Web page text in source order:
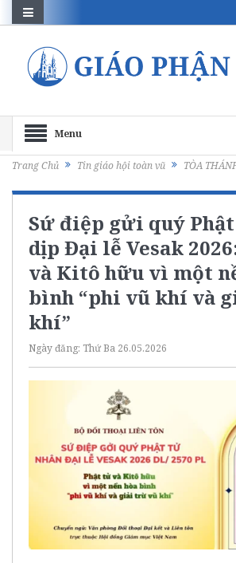
Menu
Trang Chủ Tin giáo hội toàn vũ TÒA
Sứ điệp gửi quý
dịp Đại lễ Vesak
và Kitô hữu vì một
bình “phi vũ khí và
khí”
Ngày đăng: Thứ Ba 26.05.2026